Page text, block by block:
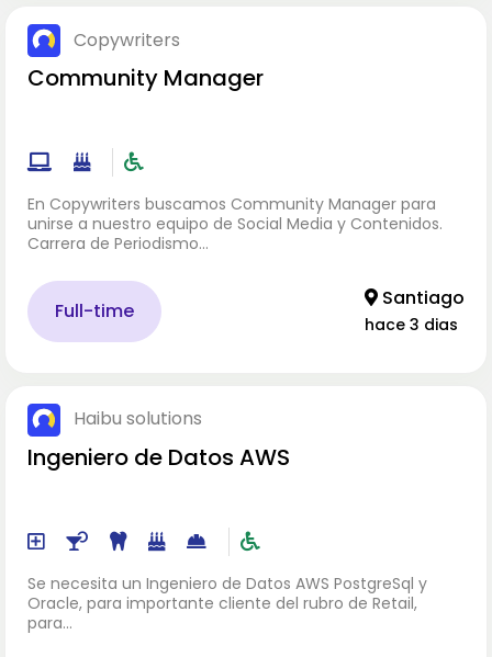
Copywriters
Community Manager
En Copywriters buscamos Community Manager para
unirse a nuestro equipo de Social Media y Contenidos.
Carrera de Periodismo…
Full-time
Santiago
hace 3 dias
Haibu solutions
Ingeniero de Datos AWS
Se necesita un Ingeniero de Datos AWS PostgreSql y
Oracle, para importante cliente del rubro de Retail,
para…